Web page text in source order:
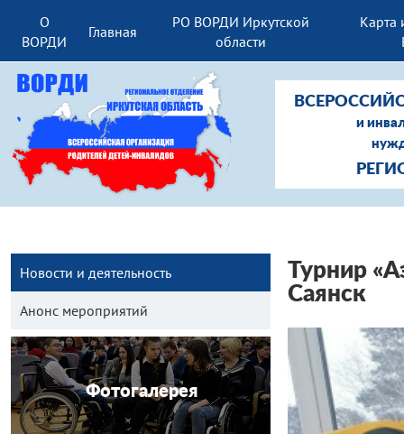
О
ВОРДИ
Главная
РО ВОРДИ Иркутской
области
Карта
и
Новости и деятельность
Анонс мероприятий
Фотогалерея
Турнир
Саянск